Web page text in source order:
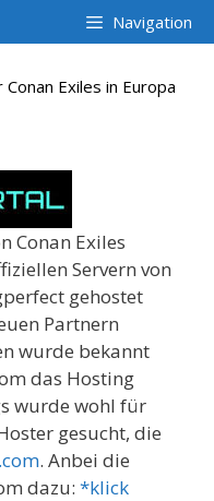
Navigation
Exiles in Europa
Conan Exiles
Servern von
gehostet
Partnern
wurde bekannt
das Hosting
wurde wohl für
gesucht, die
. Anbei die
dazu: *klick